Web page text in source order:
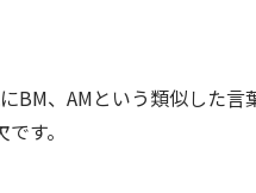
BM、 AMという類似した言
す。